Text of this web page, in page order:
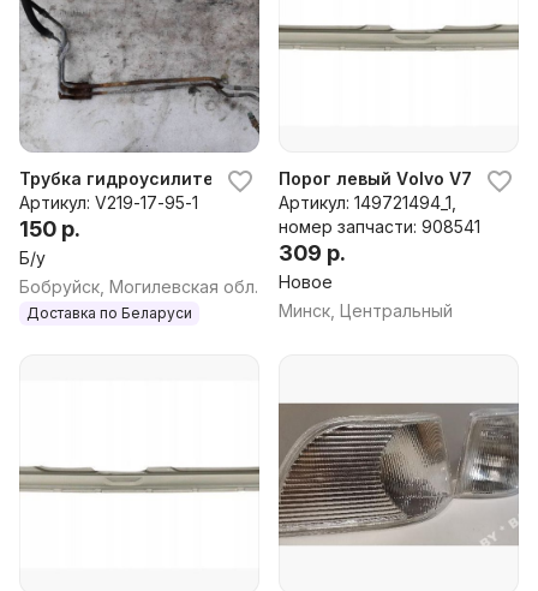
Трубка гидроусилителя Volvo V70, 1997 г.
Артикул: V219-17-95-1
150 р.
Б/у
Бобруйск, Могилевская обл.
Доставка по Беларуси
Порог левый Volvo V70 1
Артикул: 149721494_1,
номер запчасти: 908541
309 р.
Новое
Минск, Центральный